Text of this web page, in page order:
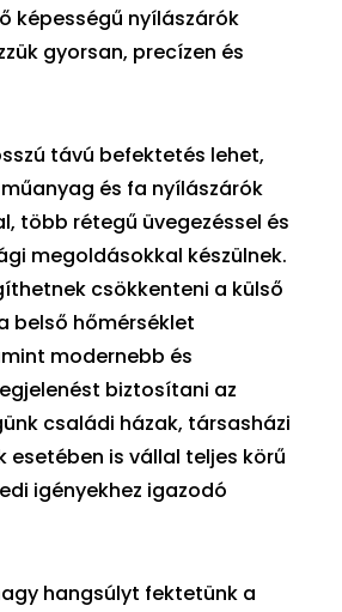
képességű nyílászárók
gyorsan, precízen és
távú befektetés lehet,
és fa nyílászárók
több rétegű üvegezéssel és
megoldásokkal készülnek.
csökkenteni a külső
belső hőmérséklet
modernebb és
biztosítani az
családi házak, társasházi
esetében is vállal teljes körű
igényekhez igazodó
hangsúlyt fektetünk a